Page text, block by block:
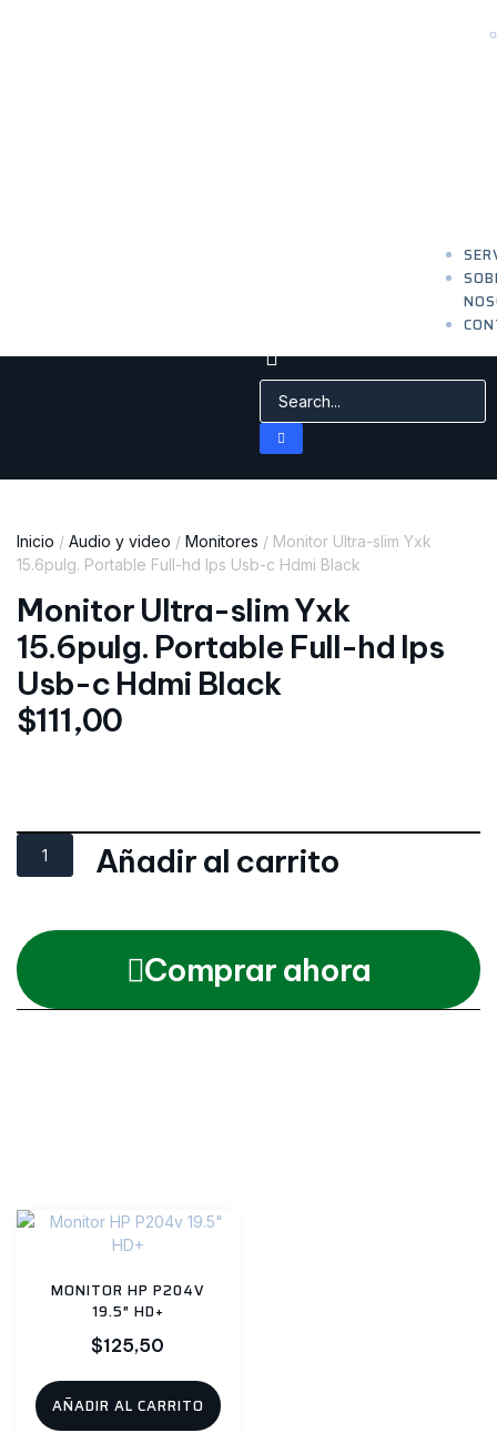
Inicio / Audio y video / Monitores / Monitor Ultra-slim Yxk
15.6pulg. Portable Full-hd Ips Usb-c Hdmi Black
Monitor Ultra-slim Yxk
15.6pulg. Portable Full-hd Ips
Usb-c Hdmi Black
$111,00
Añadir al carrito
Comprar ahora
MONITOR HP P204V
19.5″ HD+
$125,50
AÑADIR AL CARRITO